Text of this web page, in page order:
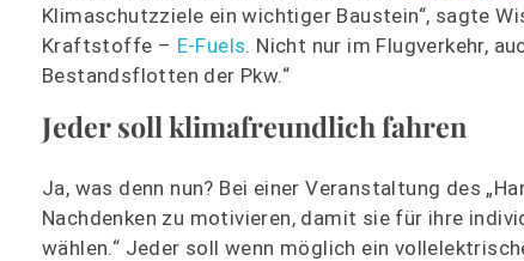
Klimaschutzziele ein wichtiger Baustein“, sagte
Kraftstoffe – E-Fuels. Nicht nur im Flugverkehr,
Bestandsflotten der Pkw.“
Jeder soll klimafreundlich fahren
Ja, was denn nun? Bei einer Veranstaltung des
Nachdenken zu motivieren, damit sie für ihre
wählen.“ Jeder soll wenn möglich ein